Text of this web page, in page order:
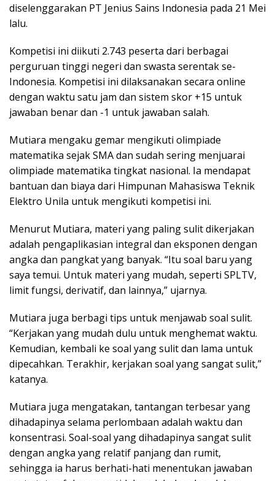
diselenggarakan PT Jenius Sains Indonesia pada 21 Mei
lalu.
Kompetisi ini diikuti 2.743 peserta dari berbagai
perguruan tinggi negeri dan swasta serentak se-
Indonesia. Kompetisi ini dilaksanakan secara online
dengan waktu satu jam dan sistem skor +15 untuk
jawaban benar dan -1 untuk jawaban salah.
Mutiara mengaku gemar mengikuti olimpiade
matematika sejak SMA dan sudah sering menjuarai
olimpiade matematika tingkat nasional. Ia mendapat
bantuan dan biaya dari Himpunan Mahasiswa Teknik
Elektro Unila untuk mengikuti kompetisi ini.
Menurut Mutiara, materi yang paling sulit dikerjakan
adalah pengaplikasian integral dan eksponen dengan
angka dan pangkat yang banyak. “Itu soal baru yang
saya temui. Untuk materi yang mudah, seperti SPLTV,
limit fungsi, derivatif, dan lainnya,” ujarnya.
Mutiara juga berbagi tips untuk menjawab soal sulit.
“Kerjakan yang mudah dulu untuk menghemat waktu.
Kemudian, kembali ke soal yang sulit dan lama untuk
dipecahkan. Terakhir, kerjakan soal yang sangat sulit,”
katanya.
Mutiara juga mengatakan, tantangan terbesar yang
dihadapinya selama perlombaan adalah waktu dan
konsentrasi. Soal-soal yang dihadapinya sangat sulit
dengan angka yang relatif panjang dan rumit,
sehingga ia harus berhati-hati menentukan jawaban